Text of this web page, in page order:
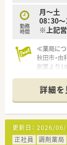
■年1回の
す。
勤務
時間
月～土
08：30～
※上記営
≪薬局に
秋田市・
創業より
詳細を
更新日： 2026/06/
正社員
調剤薬局